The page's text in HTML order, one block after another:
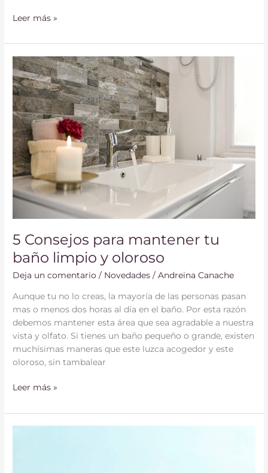
Leer más »
5 Consejos para mantener tu
baño limpio y oloroso
Deja un comentario / Novedades /Andreina Canache
Aunque tu no lo creas, la mayoría de las personas pasan
mas o menos dos horas al día en el baño. Por esta razón
debemos mantener esta área que sea agradable a nuestra
vista y olfato. Si tienes un baño pequeño o grande, existen
muchísimas maneras que este luzca acogedor y este
oloroso, sin tambalear
Consejos
para
mantener
tu
baño
limpio
y
oloroso
Leer más »